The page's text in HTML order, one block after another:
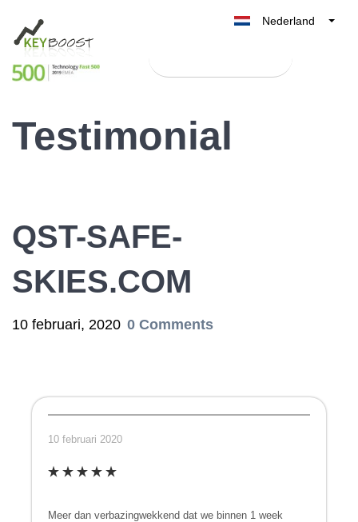
Nederland
België
Testimonial
QST-SAFE-
SKIES.COM
10 februari, 2020 0 Comments
10 februari 2020
Meer dan verbazingwekkend dat we binnen 1 week